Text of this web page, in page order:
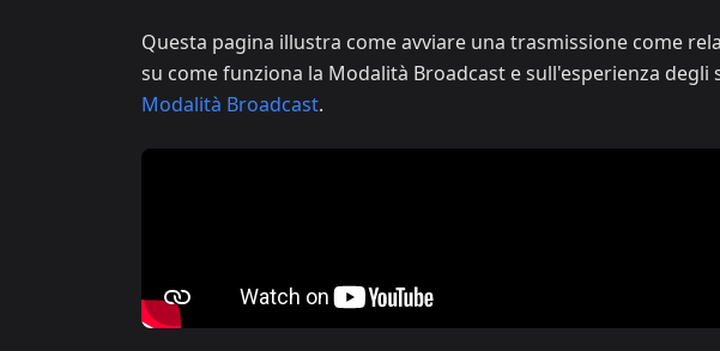
Questa pagina illustra come avviare una trasmissione come
su come funziona la Modalità Broadcast e sull'esperienza
Modalità Broadcast.